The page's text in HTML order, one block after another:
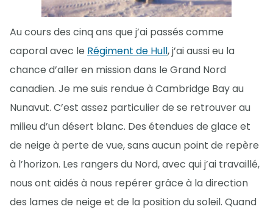
Au cours des cinq ans que j’ai passés comme
caporal avec le Régiment de Hull, j’ai aussi eu la
chance d’aller en mission dans le Grand Nord
canadien. Je me suis rendue à Cambridge Bay au
Nunavut. C’est assez particulier de se retrouver au
milieu d’un désert blanc. Des étendues de glace et
de neige à perte de vue, sans aucun point de repère
à l’horizon. Les rangers du Nord, avec qui j’ai travaillé,
nous ont aidés à nous repérer grâce à la direction
des lames de neige et de la position du soleil. Quand